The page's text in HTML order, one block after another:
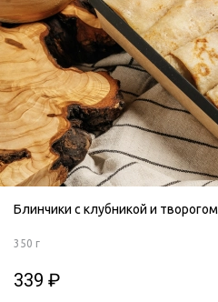
Блинчики с клубникой и творогом
350 г
339 ₽